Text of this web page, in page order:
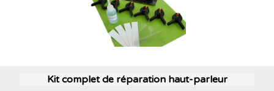
Kit complet de réparation haut-parleur